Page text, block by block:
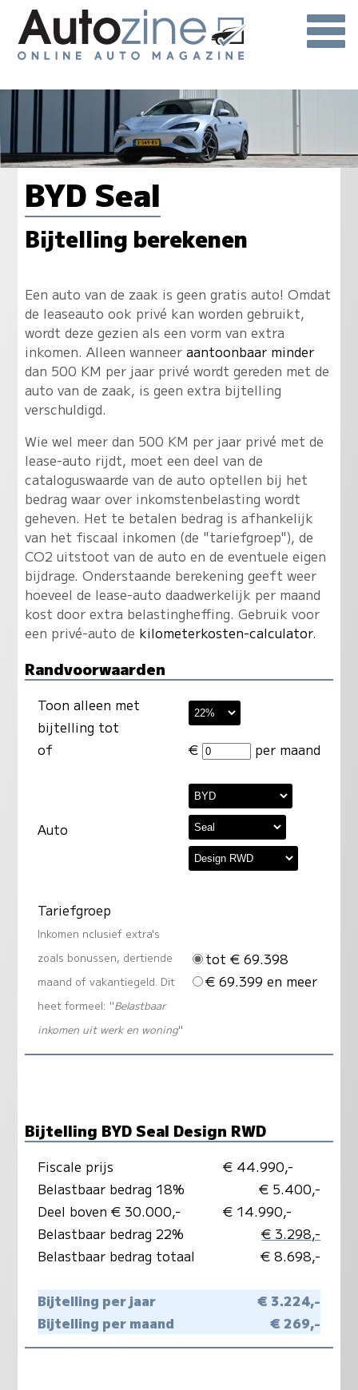
BYD Seal
Bijtelling berekenen
Een auto van de zaak is geen gratis auto! Omdat
de leaseauto ook privé kan worden gebruikt,
wordt deze gezien als een vorm van extra
inkomen. Alleen wanneer aantoonbaar minder
dan 500 KM per jaar privé wordt gereden met de
auto van de zaak, is geen extra bijtelling
verschuldigd.
Wie wel meer dan 500 KM per jaar privé met de
lease-auto rijdt, moet een deel van de
cataloguswaarde van de auto optellen bij het
bedrag waar over inkomstenbelasting wordt
geheven. Het te betalen bedrag is afhankelijk
van het fiscaal inkomen (de "tariefgroep"), de
CO2 uitstoot van de auto en de eventuele eigen
bijdrage. Onderstaande berekening geeft weer
hoeveel de lease-auto daadwerkelijk per maand
kost door extra belastingheffing. Gebruik voor
een privé-auto de kilometerkosten-calculator.
Randvoorwaarden
Toon alleen met
bijtelling tot
of
€ per maand
Auto
Tariefgroep
Inkomen nclusief extra's
zoals bonussen, dertiende
maand of vakantiegeld. Dit
heet formeel: "Belastbaar
inkomen uit werk en woning"
tot € 69.398
€ 69.399 en meer
Bijtelling BYD Seal Design RWD
Fiscale prijs
€ 44.990,-
Belastbaar bedrag 18%
€ 5.400,-
Deel boven € 30.000,-
€ 14.990,-
Belastbaar bedrag 22%
€ 3.298,-
Belastbaar bedrag totaal
€ 8.698,-
Bijtelling per jaar
€ 3.224,-
Bijtelling per maand
€ 269,-